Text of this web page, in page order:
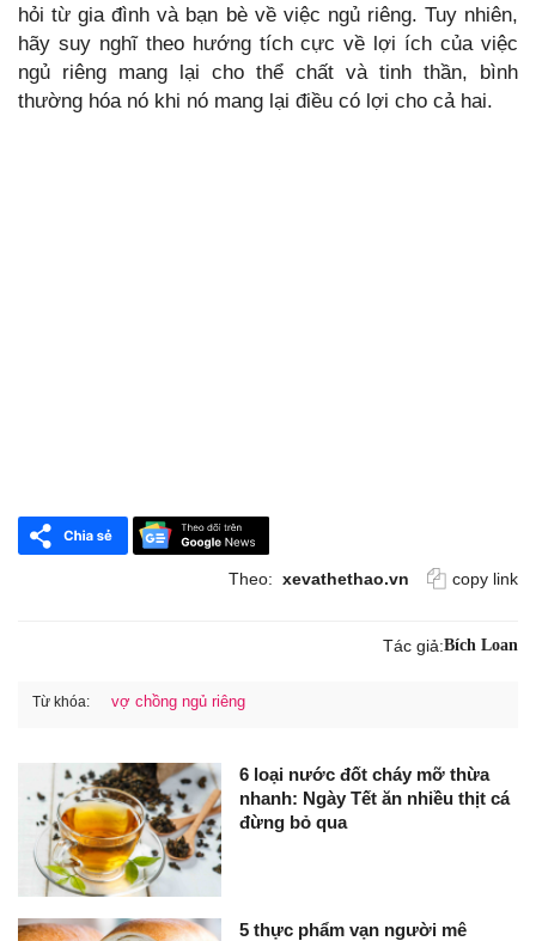
hỏi từ gia đình và bạn bè về việc ngủ riêng. Tuy nhiên,
hãy suy nghĩ theo hướng tích cực về lợi ích của việc
ngủ riêng mang lại cho thể chất và tinh thần, bình
thường hóa nó khi nó mang lại điều có lợi cho cả hai.
Theo: xevathethao.vn copy link
Tác giả:Bích Loan
Từ khóa: vợ chồng ngủ riêng
6 loại nước đốt cháy mỡ thừa
nhanh: Ngày Tết ăn nhiều thịt cá
đừng bỏ qua
5 thực phẩm vạn người mê